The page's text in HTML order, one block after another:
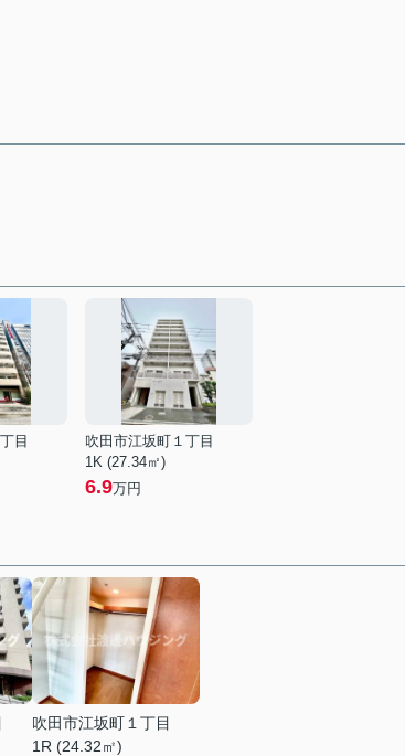
目
吹田市江坂町１丁目
1K (27.34㎡)
6.9万円
吹田市江坂町１丁目
1R (24.32㎡)